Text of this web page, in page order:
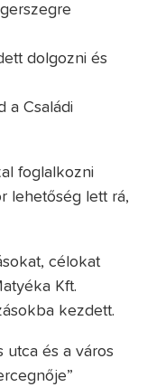
dolgozni és
a Családi
foglalkozni
lehetőség lett rá,
célokat
Kft.
kezdett.
utca és a város